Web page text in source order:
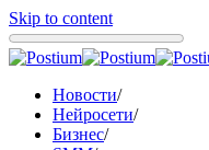
Skip to content
Новости/
Нейросети/
Бизнес/